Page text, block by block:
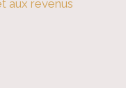
aux revenus